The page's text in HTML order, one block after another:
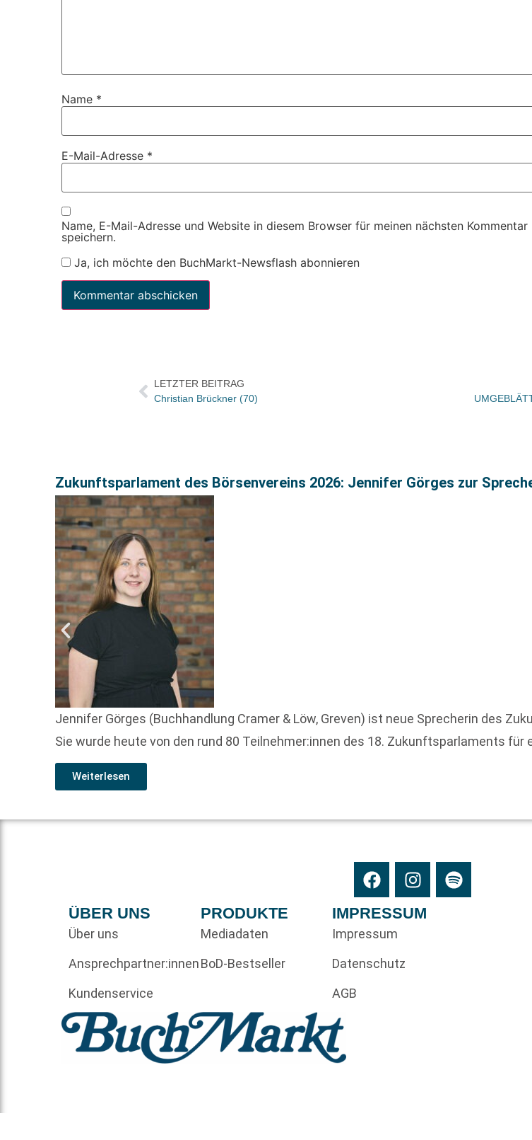
Name *
E-Mail-Adresse *
Name, E-Mail-Adresse und Website in diesem Browser für meinen nächsten Kommentar
speichern.
Ja, ich möchte den BuchMarkt-Newsflash abonnieren
LETZTER BEITRAG
Christian Brückner (70)
Zukunftsparlament des Börsenvereins 2026: Jennifer Görges zur
Jennifer Görges (Buchhandlung Cramer & Löw, Greven) ist neue Sprecherin des
Sie wurde heute von den rund 80 Teilnehmer:innen des 18. Zukunftsparlaments
Weiterlesen
ÜBER UNS
Über uns
Ansprechpartner:innen
Kundenservice
PRODUKTE
Mediadaten
BoD-Bestseller
IMPRESSUM
Impressum
Datenschutz
AGB